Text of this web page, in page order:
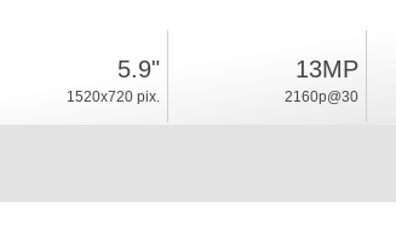
5.9"
1520x720 pix.
13MP
2160p@30